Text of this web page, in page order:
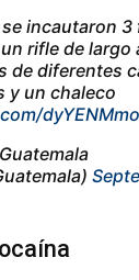
incautaron
rifle de largo
de diferentes
y un chaleco